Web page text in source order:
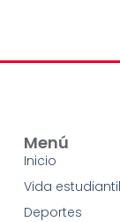
Menú
Inicio
Vida estudiantil
Deportes